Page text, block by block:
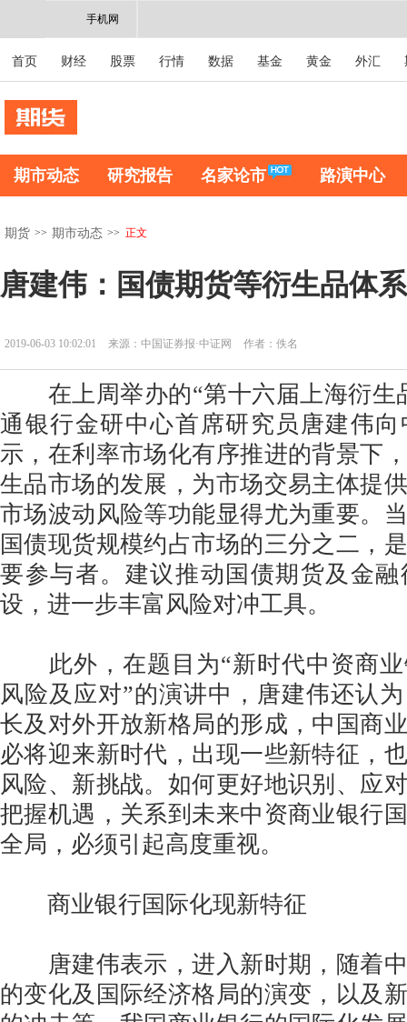
手机网
首页 财经 股票 行情 数据 基金 黄金 外汇
期市动态 研究报告 名家论市 路演中心
期货 >> 期市动态 >> 正文
唐建伟：国债期货等衍生品体
2019-06-03 10:02:01 来源：中国证券报·中证网 作者：佚名
在上周举办的“第十六届上海衍生
通银行金研中心首席研究员唐建伟
示，在利率市场化有序推进的背景下
生品市场的发展，为市场交易主体提
市场波动风险等功能显得尤为重要。
国债现货规模约占市场的三分之二，
要参与者。建议推动国债期货及金
设，进一步丰富风险对冲工具。
此外，在题目为“新时代中资商业
风险及应对”的演讲中，唐建伟还认
长及对外开放新格局的形成，中国商
必将迎来新时代，出现一些新特征，
风险、新挑战。如何更好地识别、应
把握机遇，关系到未来中资商业银行
全局，必须引起高度重视。
商业银行国际化现新特征
唐建伟表示，进入新时期，随着中
的变化及国际经济格局的演变，以及